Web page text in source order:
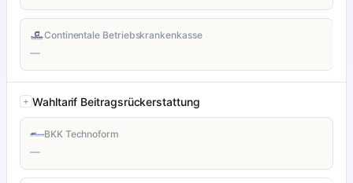
Continentale Betriebskrankenkasse
—
Wahltarif Beitragsrückerstattung
BKK Technoform
—